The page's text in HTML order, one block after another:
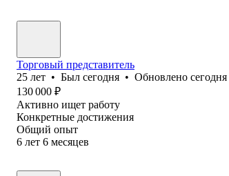
Торговый представитель
25 лет • Был сегодня • Обновлено сегодня
130 000 ₽
Активно ищет работу
Конкретные достижения
Общий опыт
6 лет 6 месяцев